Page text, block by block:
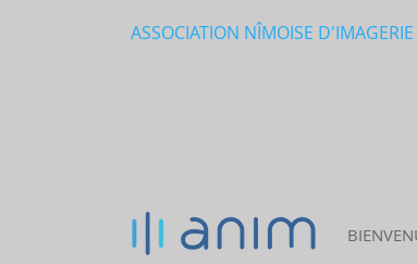
ASSOCIATION NÎMOISE